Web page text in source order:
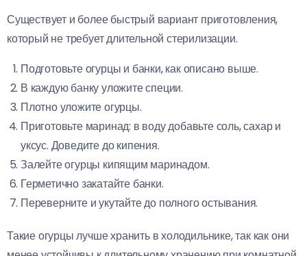
Существует и более быстрый вариант приготовления,
который не требует длительной стерилизации.
Подготовьте огурцы и банки, как описано выше.
В каждую банку уложите специи.
Плотно уложите огурцы.
Приготовьте маринад: в воду добавьте соль, сахар и
уксус. Доведите до кипения.
Залейте огурцы кипящим маринадом.
Герметично закатайте банки.
Переверните и укутайте до полного остывания.
Такие огурцы лучше хранить в холодильнике, так как они